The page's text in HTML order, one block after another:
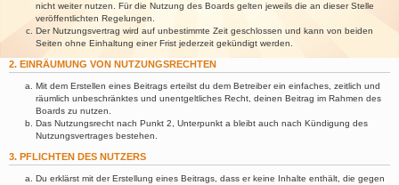
nicht weiter nutzen. Für die Nutzung des Boards gelten jeweils die an dieser Stelle
veröffentlichten Regelungen.
Der Nutzungsvertrag wird auf unbestimmte Zeit geschlossen und kann von beiden
Seiten ohne Einhaltung einer Frist jederzeit gekündigt werden.
2. EINRÄUMUNG VON NUTZUNGSRECHTEN
Mit dem Erstellen eines Beitrags erteilst du dem Betreiber ein einfaches, zeitlich und
räumlich unbeschränktes und unentgeltliches Recht, deinen Beitrag im Rahmen des
Boards zu nutzen.
Das Nutzungsrecht nach Punkt 2, Unterpunkt a bleibt auch nach Kündigung des
Nutzungsvertrages bestehen.
3. PFLICHTEN DES NUTZERS
Du erklärst mit der Erstellung eines Beitrags, dass er keine Inhalte enthält, die gegen